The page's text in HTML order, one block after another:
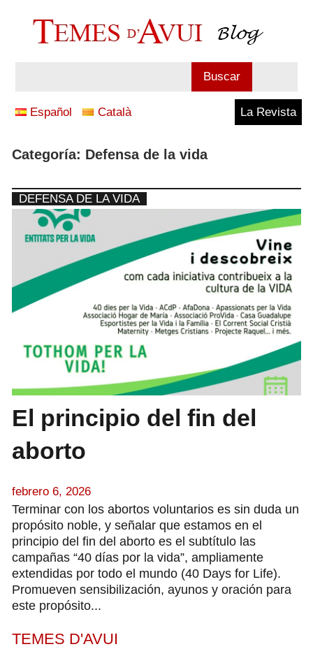
Temes
Buscar
Español Català La Revista
Categoría: Defensa de la vida
DEFENSA DE LA VIDA
El principio del fin del
aborto
febrero 6, 2026
Terminar con los abortos voluntarios es sin duda un
propósito noble, y señalar que estamos en el
principio del fin del aborto es el subtítulo las
campañas “40 días por la vida”, ampliamente
extendidas por todo el mundo (40 Days for Life).
Promueven sensibilización, ayunos y oración para
este propósito...
TEMES D'AVUI